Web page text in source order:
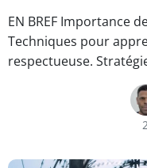
EN BREF Importance
Techniques pour
respectueuse.